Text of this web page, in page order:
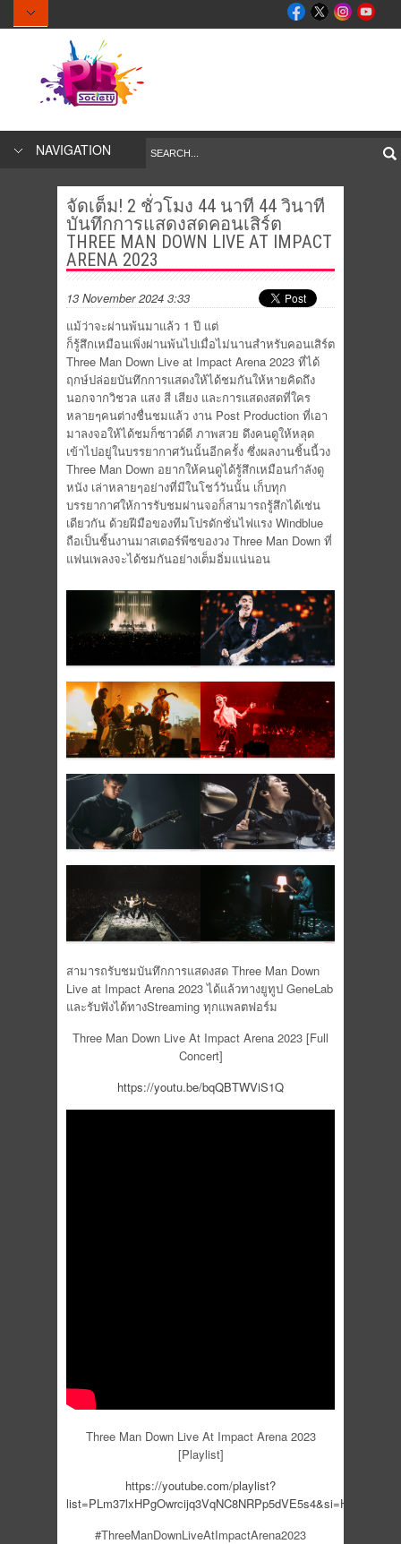
NAVIGATION
จัดเต็ม! 2 ชั่วโมง 44 นาที 44 วินาที
บันทึกการแสดงสดคอนเสิร์ต
THREE MAN DOWN LIVE AT IMPACT
ARENA 2023
13 November 2024 3:33
แม้ว่าจะผ่านพ้นมาแล้ว 1 ปี แต่
ก็รู้สึกเหมือนเพิ่งผ่านพ้นไปเมื่อไม่นานสำหรับคอนเสิร์ต
Three Man Down Live at Impact Arena 2023 ที่ได้
ฤกษ์ปล่อยบันทึกการแสดงให้ได้ชมกันให้หายคิดถึง
นอกจากวิชวล แสง สี เสียง และการแสดงสดที่ใคร
หลายๆคนต่างชื่นชมแล้ว งาน Post Production ที่เอา
มาลงจอให้ได้ชมก็ซาวด์ดี ภาพสวย ดึงคนดูให้หลุด
เข้าไปอยู่ในบรรยากาศวันนั้นอีกครั้ง ซึ่งผลงานชิ้นนี้วง
Three Man Down อยากให้คนดูได้รู้สึกเหมือนกำลังดู
หนัง เล่าหลายๆอย่างที่มีในโชว์วันนั้น เก็บทุก
บรรยากาศให้การรับชมผ่านจอก็สามารถรู้สึกได้เช่น
เดียวกัน ด้วยฝีมือของทีมโปรดักชั่นไฟแรง Windblue
ถือเป็นชิ้นงานมาสเตอร์พีซของวง Three Man Down ที่
แฟนเพลงจะได้ชมกันอย่างเต็มอิ่มแน่นอน
สามารถรับชมบันทึกการแสดงสด Three Man Down
Live at Impact Arena 2023 ได้แล้วทางยูทูป GeneLab
และรับฟังได้ทางStreaming ทุกแพลตฟอร์ม
Three Man Down Live At Impact Arena 2023 [Full
Concert]
https://youtu.be/bqQBTWViS1Q
Three Man Down Live At Impact Arena 2023
[Playlist]
https://youtube.com/playlist?
#ThreeManDownLiveAtImpactArena2023